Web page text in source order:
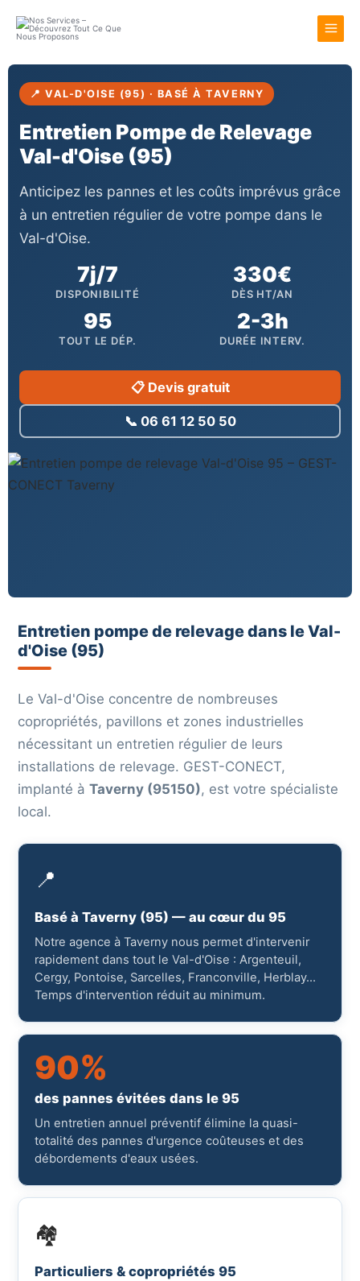
contenu
📍 VAL-D'OISE (95) · BASÉ À TAVERNY
Entretien Pompe de Relevage
Val-d'Oise (95)
Anticipez les pannes et les coûts imprévus grâce
à un entretien régulier de votre pompe dans le
Val-d'Oise.
7j/7
DISPONIBILITÉ
330€
DÈS HT/AN
95
TOUT LE DÉP.
2-3h
DURÉE INTERV.
📋 Devis gratuit
📞 06 61 12 50 50
Entretien pompe de relevage dans le Val-
d'Oise (95)
Le Val-d'Oise concentre de nombreuses
copropriétés, pavillons et zones industrielles
nécessitant un entretien régulier de leurs
installations de relevage. GEST-CONECT,
implanté à Taverny (95150), est votre spécialiste
local.
📍
Basé à Taverny (95) — au cœur du 95
Notre agence à Taverny nous permet d'intervenir
rapidement dans tout le Val-d'Oise : Argenteuil,
Cergy, Pontoise, Sarcelles, Franconville, Herblay…
Temps d'intervention réduit au minimum.
90%
des pannes évitées dans le 95
Un entretien annuel préventif élimine la quasi-
totalité des pannes d'urgence coûteuses et des
débordements d'eaux usées.
🏘️
Particuliers & copropriétés 95